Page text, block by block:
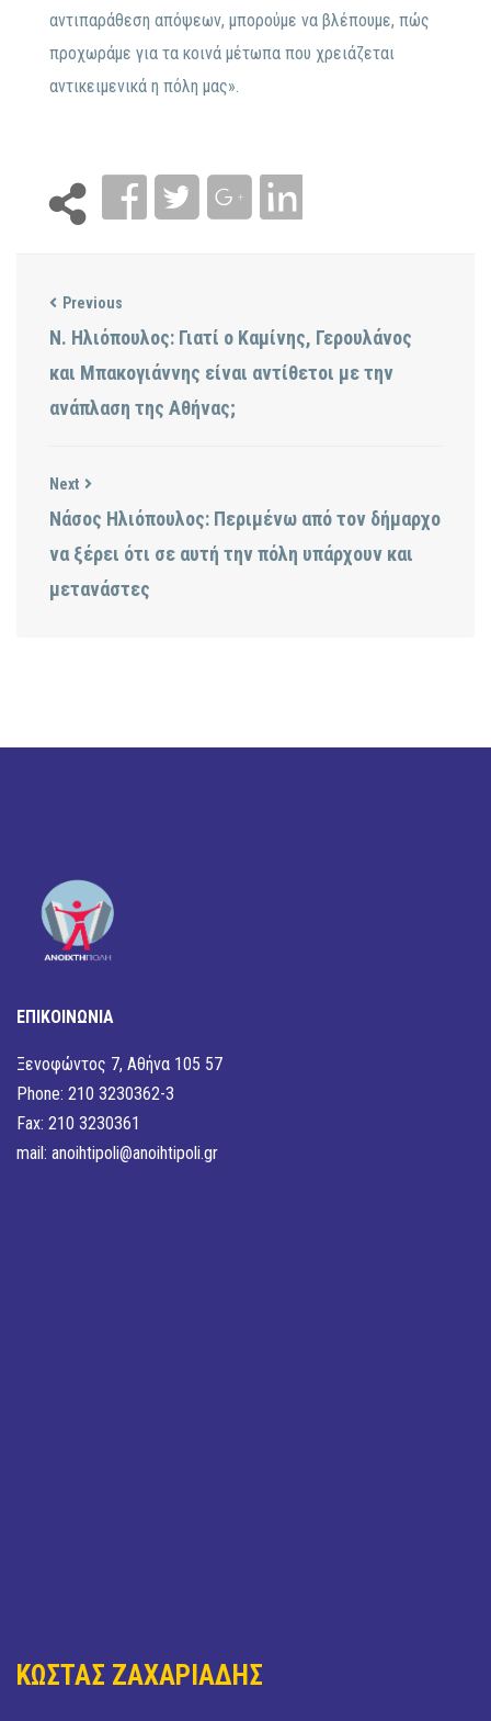
αντιπαράθεση απόψεων, μπορούμε να βλέπουμε, πώς
προχωράμε για τα κοινά μέτωπα που χρειάζεται
αντικειμενικά η πόλη μας».
Previous
Ν. Ηλιόπουλος: Γιατί ο Καμίνης, Γερουλάνος
και Μπακογιάννης είναι αντίθετοι με την
ανάπλαση της Αθήνας;
Next
Νάσος Ηλιόπουλος: Περιμένω από τον δήμαρχο
να ξέρει ότι σε αυτή την πόλη υπάρχουν και
μετανάστες
ΕΠΙΚΟΙΝΩΝΙΑ
Ξενοφώντος 7, Αθήνα 105 57
Phone: 210 3230362-3
Fax: 210 3230361
mail: anoihtipoli@anoihtipoli.gr
ΚΩΣΤΑΣ ΖΑΧΑΡΙΑΔΗΣ